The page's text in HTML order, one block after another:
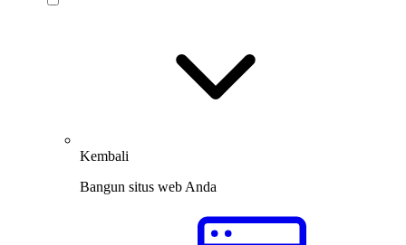
Kembali
Bangun situs web Anda